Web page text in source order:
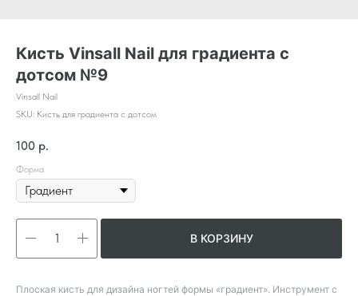
Кисть Vinsall Nail для градиента с
дотсом №9
Vinsall Nail
SKU: Кисть для градиента с дотсом
100 р.
Форма
В КОРЗИНУ
Плоская кисть для дизайна ногтей формы «градиент». Инструмент с